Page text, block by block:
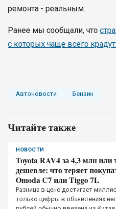
ремонта - реальным.
Ранее мы сообщали, что
с которых чаще всего
Автоновости Бензин
Читайте также
НОВОСТИ
Toyota RAV4 за 4,3 млн или
дешевле: что теряет
Omoda C7 или Tiggo 7L
Разница в цене достигает
только цифры в объявлениях